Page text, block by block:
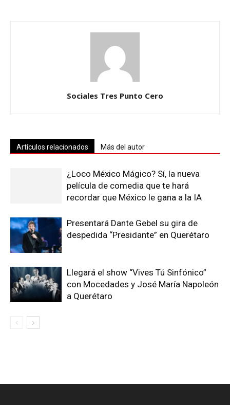
Sociales Tres Punto Cero
Artículos relacionados Más del autor
¿Loco México Mágico? Sí, la nueva
película de comedia que te hará
recordar que México le gana a la IA
Presentará Dante Gebel su gira de
despedida “Presidante” en Querétaro
Llegará el show “Vives Tú Sinfónico”
con Mocedades y José María Napoleón
a Querétaro